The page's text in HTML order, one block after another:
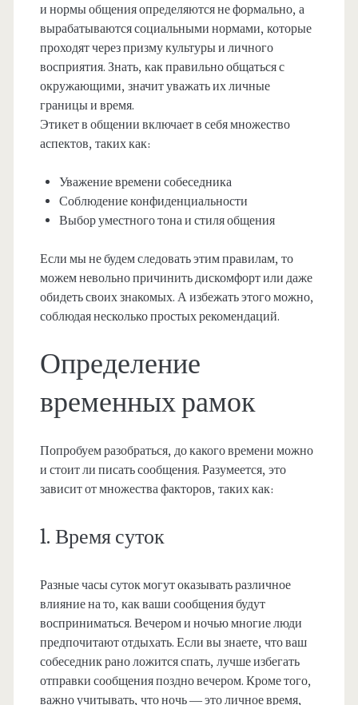
и нормы общения определяются не формально, а
вырабатываются социальными нормами, которые
проходят через призму культуры и личного
восприятия. Знать, как правильно общаться с
окружающими, значит уважать их личные
границы и время.
Этикет в общении включает в себя множество
аспектов, таких как:
Уважение времени собеседника
Соблюдение конфиденциальности
Выбор уместного тона и стиля общения
Если мы не будем следовать этим правилам, то
можем невольно причинить дискомфорт или даже
обидеть своих знакомых. А избежать этого можно,
соблюдая несколько простых рекомендаций.
Определение
временных рамок
Попробуем разобраться, до какого времени можно
и стоит ли писать сообщения. Разумеется, это
зависит от множества факторов, таких как:
1. Время суток
Разные часы суток могут оказывать различное
влияние на то, как ваши сообщения будут
восприниматься. Вечером и ночью многие люди
предпочитают отдыхать. Если вы знаете, что ваш
собеседник рано ложится спать, лучше избегать
отправки сообщения поздно вечером. Кроме того,
важно учитывать, что ночь — это личное время,